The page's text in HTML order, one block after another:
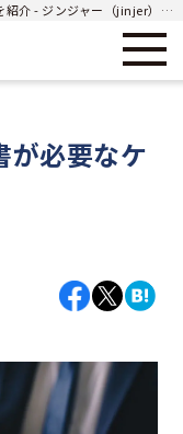
退職者の給与支払報告書が必要なケースや書き方を紹介 - ジンジャー（jinjer）｜統合型人事システム
が必要なケ